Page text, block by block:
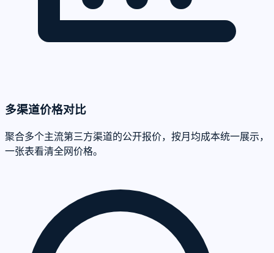
多渠道价格对比
聚合多个主流第三方渠道的公开报价，按月均成本统一展示，
一张表看清全网价格。